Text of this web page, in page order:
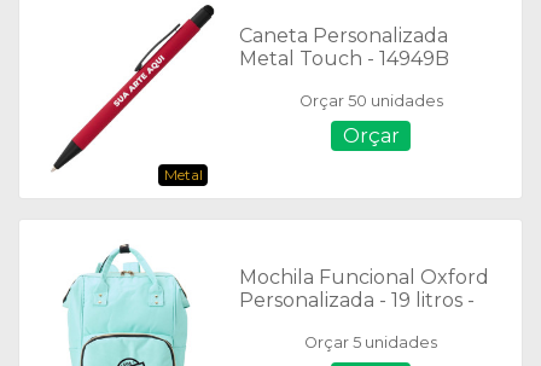
Metal
Caneta Personalizada
Metal Touch - 14949B
Orçar 50 unidades
Orçar
Mochila Funcional Oxford
Personalizada - 19 litros -
Orçar 5 unidades